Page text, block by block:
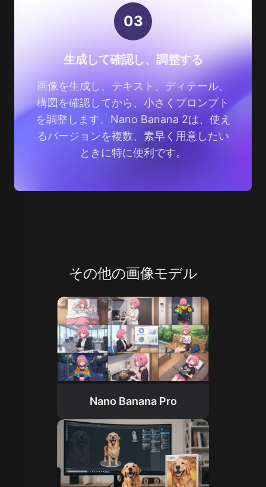
03
生成して確認し、調整する
画像を生成し、テキスト、ディテール、
構図を確認してから、小さくプロンプト
を調整します。Nano Banana 2は、使え
るバージョンを複数、素早く用意したい
ときに特に便利です。
その他の画像モデル
Nano Banana Pro